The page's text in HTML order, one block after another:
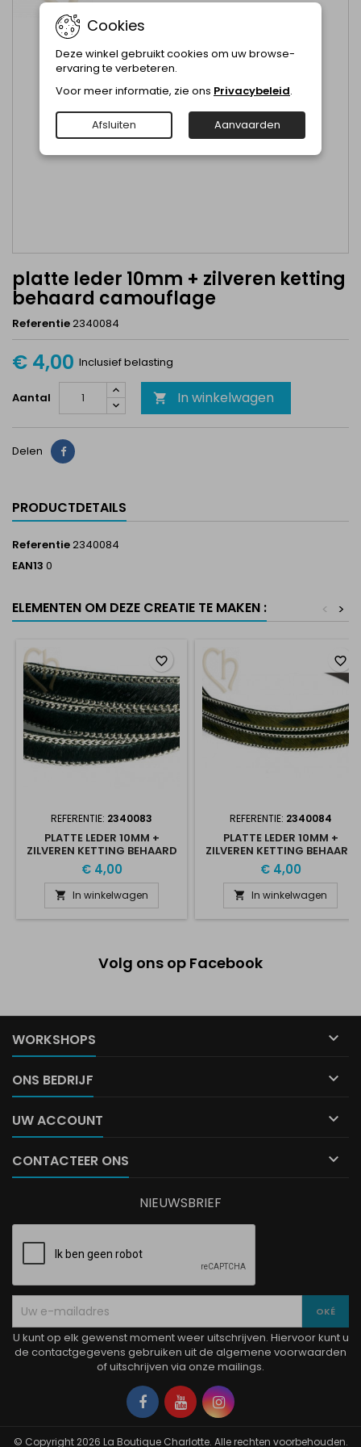
platte leder 10mm + zilveren ketting
behaard camouflage
Referentie2340084
€ 4,00 Inclusief belasting
Aantal  In winkelwagen
Delen Delen
PRODUCTDETAILS
Referentie2340084
EAN13 0
ELEMENTEN OM DEZE CREATIE TE MAKEN : >
<
REFERENTIE: 2340083
PLATTE LEDER 10MM +
ZILVEREN KETTING BEHAARD
ZWART
€ 4,00
 In winkelwagen
favorite_border
REFERENTIE: 2340084
PLATTE LEDER 10MM +
ZILVEREN KETTING BEHAARD
CAMOUFLAGE
€ 4,00
 In winkelwagen
favorite_border
Volg ons op Facebook
WORKSHOPS 
ONS BEDRIJF 
UW ACCOUNT 
CONTACTEER ONS 
Cookies
Deze winkel gebruikt cookies om uw browse-
ervaring te verbeteren.
Voor meer informatie, zie ons Privacybeleid.
Afsluiten Aanvaarden
NIEUWSBRIEF
U kunt op elk gewenst moment weer uitschrijven. Hiervoor kunt u
de contactgegevens gebruiken uit de algemene voorwaarden
of uitschrijven via onze mailings.
Facebook
YouTubeInstagram
© Copyright 2026 La Boutique Charlotte. Alle rechten voorbehouden.